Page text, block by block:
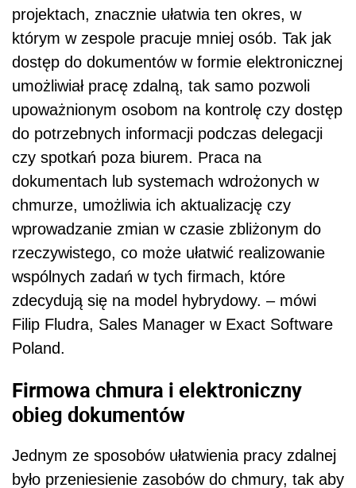
projektach, znacznie ułatwia ten okres, w
którym w zespole pracuje mniej osób. Tak jak
dostęp do dokumentów w formie elektronicznej
umożliwiał pracę zdalną, tak samo pozwoli
upoważnionym osobom na kontrolę czy dostęp
do potrzebnych informacji podczas delegacji
czy spotkań poza biurem. Praca na
dokumentach lub systemach wdrożonych w
chmurze, umożliwia ich aktualizację czy
wprowadzanie zmian w czasie zbliżonym do
rzeczywistego, co może ułatwić realizowanie
wspólnych zadań w tych firmach, które
zdecydują się na model hybrydowy. – mówi
Filip Fludra, Sales Manager w Exact Software
Poland.
Firmowa chmura i elektroniczny
obieg dokumentów
Jednym ze sposobów ułatwienia pracy zdalnej
było przeniesienie zasobów do chmury, tak aby